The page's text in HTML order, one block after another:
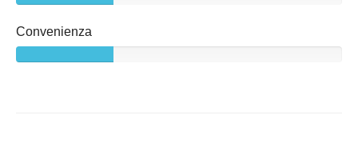
Convenienza